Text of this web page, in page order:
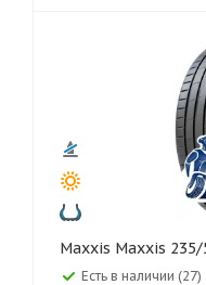
Maxxis
Есть в наличии (27)